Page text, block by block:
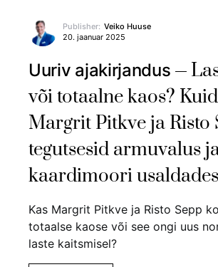
Publisher: Veiko Huuse
20. jaanuar 2025
Uuriv ajakirjandus
või totaalne kaos?
Margrit Pitkve ja Risto
tegutsesid armuvalus
kaardimoori
Kas Margrit Pitkve ja Risto Sepp
totaalse kaose või see ongi uus
laste kaitsmisel?